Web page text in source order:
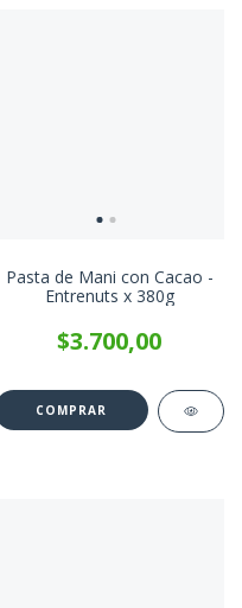
Pasta de Mani con Cacao -
Entrenuts x 380g
$3.700,00